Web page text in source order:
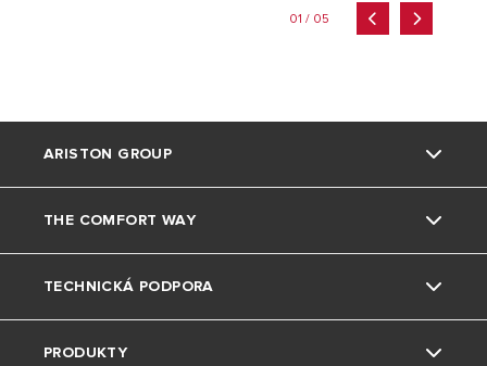
01 / 05
ARISTON GROUP
Kdo jsme
Skupina
Pobočky Ariston CZ
THE COMFORT WAY
Triky a tipy
Bydlení
TECHNICKÁ PODPORA
Kontaktujte nás
PRODUKTY